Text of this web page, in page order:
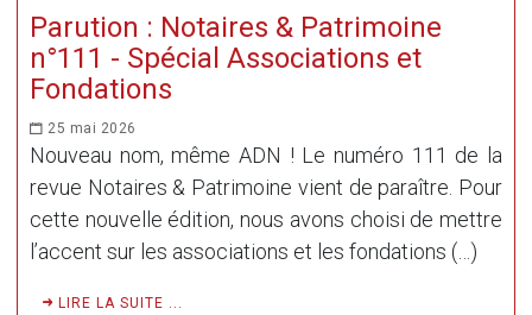
Parution : Notaires & Patrimoine
n°111 - Spécial Associations et
Fondations
25 mai 2026
Nouveau nom, même ADN ! Le numéro 111 de la
revue Notaires & Patrimoine vient de paraître. Pour
cette nouvelle édition, nous avons choisi de mettre
l’accent sur les associations et les fondations (…)
LIRE LA SUITE ...